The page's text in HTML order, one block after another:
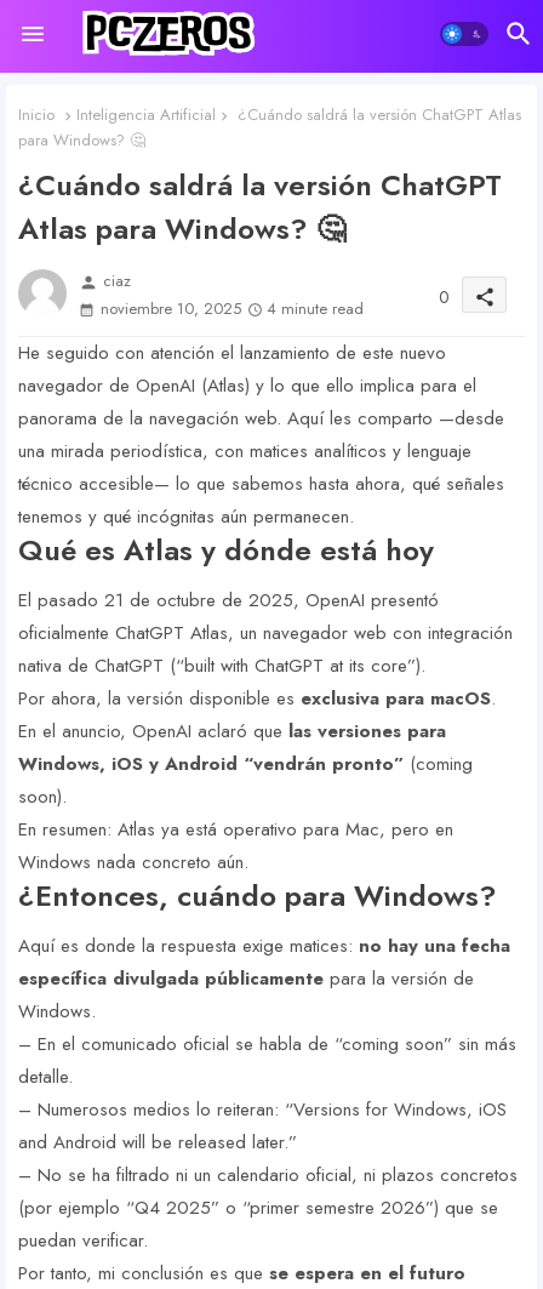
Inicio Inteligencia Artificial
¿Cuándo saldrá la versión ChatGPT Atlas
para Windows? 🤔
¿Cuándo saldrá la versión ChatGPT
Atlas para Windows? 🤔
person ciaz
noviembre 10, 2025
4 minute read 0 share
He seguido con atención el lanzamiento de este nuevo
navegador de OpenAI (Atlas) y lo que ello implica para el
panorama de la navegación web. Aquí les comparto —desde
una mirada periodística, con matices analíticos y lenguaje
técnico accesible— lo que sabemos hasta ahora, qué señales
tenemos y qué incógnitas aún permanecen.
Qué es Atlas y dónde está hoy
El pasado 21 de octubre de 2025, OpenAI presentó
oficialmente ChatGPT Atlas, un navegador web con integración
nativa de ChatGPT (“built with ChatGPT at its core”).
Por ahora, la versión disponible es exclusiva para macOS.
En el anuncio, OpenAI aclaró que las versiones para
Windows, iOS y Android “vendrán pronto” (coming
soon).
En resumen: Atlas ya está operativo para Mac, pero en
Windows nada concreto aún.
¿Entonces, cuándo para Windows?
Aquí es donde la respuesta exige matices: no hay una fecha
específica divulgada públicamente para la versión de
Windows.
– En el comunicado oficial se habla de “coming soon” sin más
detalle.
– Numerosos medios lo reiteran: “Versions for Windows, iOS
and Android will be released later.”
– No se ha filtrado ni un calendario oficial, ni plazos concretos
(por ejemplo “Q4 2025” o “primer semestre 2026”) que se
puedan verificar.
Por tanto, mi conclusión es que se espera en el futuro